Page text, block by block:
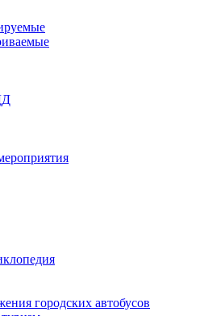
городских автобусов